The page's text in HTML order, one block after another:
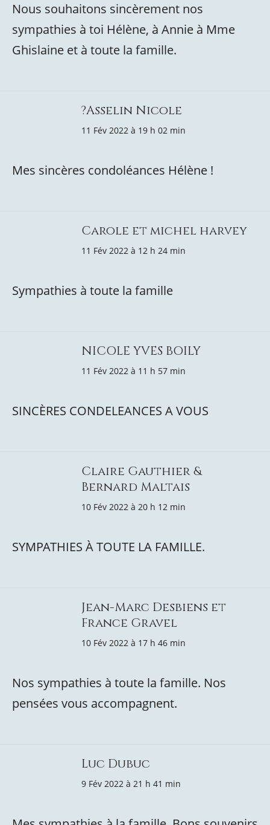
Nous souhaitons sincèrement nos
sympathies à toi Hélène, à Annie à Mme
Ghislaine et à toute la famille.
?Asselin Nicole
11 Fév 2022 à 19 h 02 min
Mes sincères condoléances Hélène !
Carole et michel harvey
11 Fév 2022 à 12 h 24 min
Sympathies à toute la famille
NICOLE YVES BOILY
11 Fév 2022 à 11 h 57 min
SINCÈRES CONDELEANCES A VOUS
Claire Gauthier &
Bernard Maltais
10 Fév 2022 à 20 h 12 min
SYMPATHIES À TOUTE LA FAMILLE.
Jean-Marc Desbiens et
France Gravel
10 Fév 2022 à 17 h 46 min
Nos sympathies à toute la famille. Nos
pensées vous accompagnent.
Luc Dubuc
9 Fév 2022 à 21 h 41 min